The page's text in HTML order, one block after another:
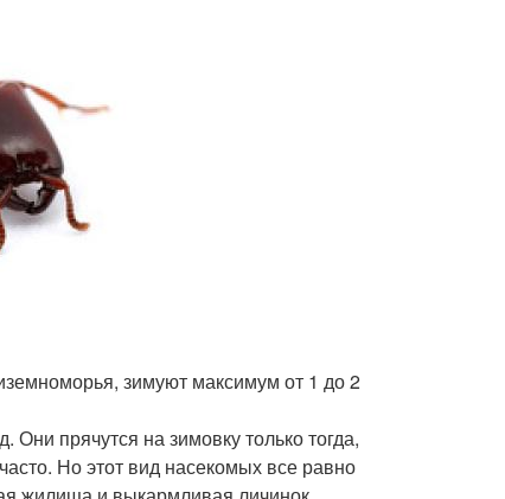
зимуют максимум от 1 до 2
прячутся на зимовку только тогда,
Но этот вид насекомых все равно